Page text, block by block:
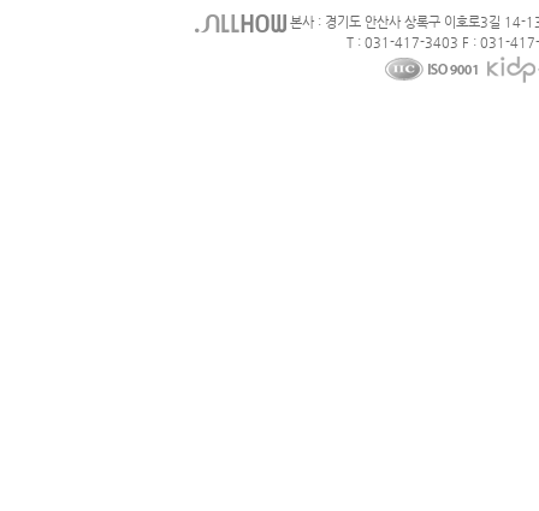
본사 : 경기도 안산사 상록구 이호로3길 14-
T : 031-417-3403 F : 031-